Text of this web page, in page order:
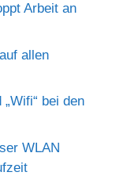
Arbeit an
allen
bei den
WLAN